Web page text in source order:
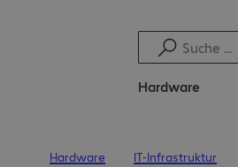
Hardware
Hardware IT-Infrastruktur